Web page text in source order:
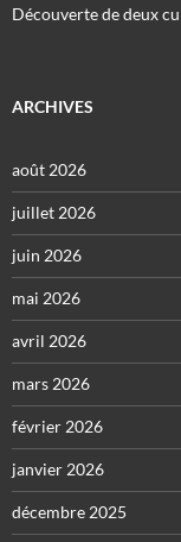
Découverte de deux
ARCHIVES
août 2026
juillet 2026
juin 2026
mai 2026
avril 2026
mars 2026
février 2026
janvier 2026
décembre 2025